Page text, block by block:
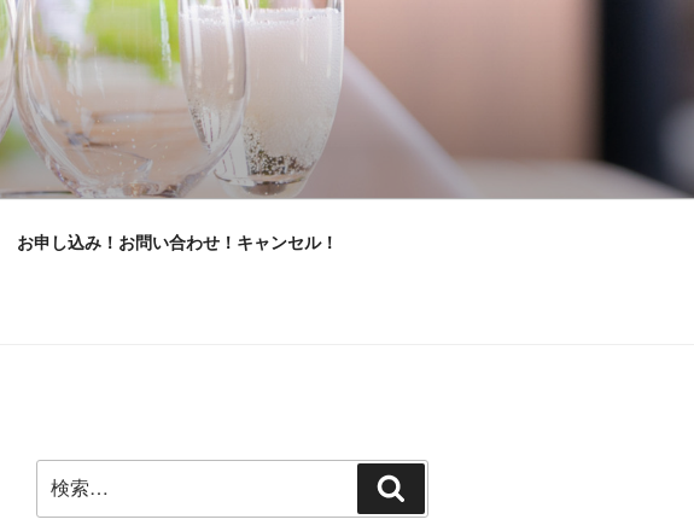
お申し込み！お問い合わせ！キャンセル！
索:
索